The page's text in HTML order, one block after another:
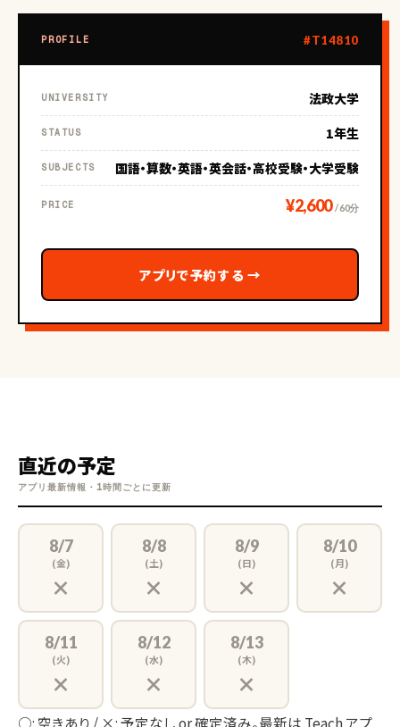
【指導について】
国語においても英語との共通点が多く、根本も同じなため、論
理的な思考方法を身につけて貰います！
【部活経験や人柄など】
部活: 学生時代は陸上、ダンス に所属していたことがありま
す。
【生徒様へのメッセージ】
一生懸命指導しますので、よろしくお願いいたします！
PROFILE #T14810
UNIVERSITY 法政大学
STATUS 1年生
SUBJECTS 国語・算数・英語・英会話・高校受験・大学受験
PRICE ¥2,600 / 60分
アプリで予約する →
直近の予定
アプリ最新情報・1時間ごとに更新
8/7
(金)
×
8/8
(土)
×
8/9
(日)
×
8/10
(月)
×
8/11
(火)
×
8/12
(水)
×
8/13
(木)
×
○: 空きあり / ×: 予定なし or 確定済み。最新は Teach アプ